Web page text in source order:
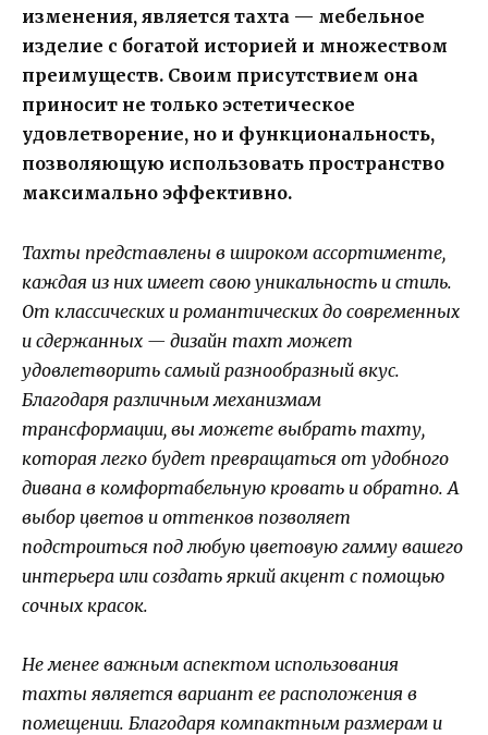
изменения, является тахта — мебельное
изделие с богатой историей и множеством
преимуществ. Своим присутствием она
приносит не только эстетическое
удовлетворение, но и функциональность,
позволяющую использовать пространство
максимально эффективно.
Тахты представлены в широком ассортименте,
каждая из них имеет свою уникальность и стиль.
От классических и романтических до современных
и сдержанных — дизайн тахт может
удовлетворить самый разнообразный вкус.
Благодаря различным механизмам
трансформации, вы можете выбрать тахту,
которая легко будет превращаться от удобного
дивана в комфортабельную кровать и обратно. А
выбор цветов и оттенков позволяет
подстроиться под любую цветовую гамму вашего
интерьера или создать яркий акцент с помощью
сочных красок.
Не менее важным аспектом использования
тахты является вариант ее расположения в
помещении. Благодаря компактным размерам и